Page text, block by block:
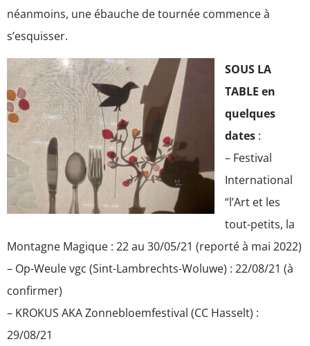
néanmoins, une ébauche de tournée commence à
s’esquisser.
SOUS LA
TABLE en
quelques
dates :
– Festival
International
“l’Art et les
tout-petits, la
Montagne Magique : 22 au 30/05/21 (reporté à mai 2022)
– Op-Weule vgc (Sint-Lambrechts-Woluwe) : 22/08/21 (à
confirmer)
– KROKUS AKA Zonnebloemfestival (CC Hasselt) :
29/08/21